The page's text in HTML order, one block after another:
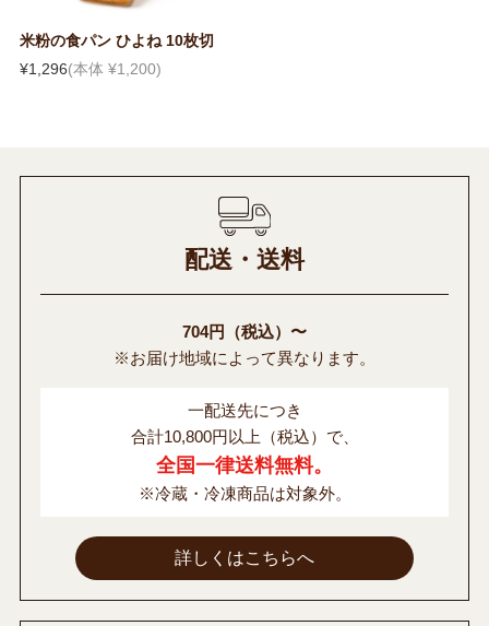
米粉の食パン ひよね 10枚切
¥1,296(本体 ¥1,200)
配送・送料
704円（税込）〜
※お届け地域によって異なります。
一配送先につき
合計10,800円以上（税込）で、
全国一律送料無料。
※冷蔵・冷凍商品は対象外。
詳しくはこちらへ